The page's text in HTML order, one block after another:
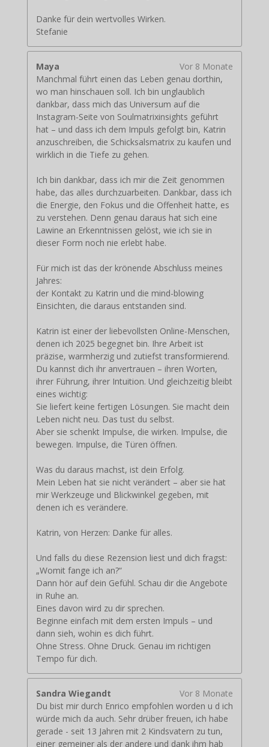
Danke für dein wertvolles Wirken.
Stefanie
Maya
Vor 8 Monate
Manchmal führt einen das Leben genau dorthin,
wo man hinschauen soll. Ich bin unglaublich
dankbar, dass mich das Universum auf die
Instagram-Seite von Soulmatrixinsights geführt
hat – und dass ich dem Impuls gefolgt bin, Katrin
anzuschreiben, die Schicksalsmatrix zu kaufen und
wirklich in die Tiefe zu gehen.
Ich bin dankbar, dass ich mir die Zeit genommen
habe, das alles durchzuarbeiten. Dankbar, dass ich
die Energie, den Fokus und die Offenheit hatte, es
zu verstehen. Denn genau daraus hat sich eine
Lawine an Erkenntnissen gelöst, wie ich sie in
dieser Form noch nie erlebt habe.
Für mich ist das der krönende Abschluss meines
Jahres:
der Kontakt zu Katrin und die mind-blowing
Einsichten, die daraus entstanden sind.
Katrin ist einer der liebevollsten Online-Menschen,
denen ich 2025 begegnet bin. Ihre Arbeit ist
präzise, warmherzig und zutiefst transformierend.
Du kannst dich ihr anvertrauen – ihren Worten,
ihrer Führung, ihrer Intuition. Und gleichzeitig bleibt
eines wichtig:
Sie liefert keine fertigen Lösungen. Sie macht dein
Leben nicht neu. Das tust du selbst.
Aber sie schenkt Impulse, die wirken. Impulse, die
bewegen. Impulse, die Türen öffnen.
Was du daraus machst, ist dein Erfolg.
Mein Leben hat sie nicht verändert – aber sie hat
mir Werkzeuge und Blickwinkel gegeben, mit
denen ich es verändere.
Katrin, von Herzen: Danke für alles.
Und falls du diese Rezension liest und dich fragst:
„Womit fange ich an?“
Dann hör auf dein Gefühl. Schau dir die Angebote
in Ruhe an.
Eines davon wird zu dir sprechen.
Beginne einfach mit dem ersten Impuls – und
dann sieh, wohin es dich führt.
Ohne Stress. Ohne Druck. Genau im richtigen
Tempo für dich.
Sandra Wiegandt
Vor 8 Monate
Du bist mir durch Enrico empfohlen worden u d ich
würde mich da auch. Sehr drüber freuen, ich habe
gerade - seit 13 Jahren mit 2 Kindsvatern zu tun,
einer gemeiner als der andere und dank ihm hab